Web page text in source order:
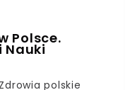
Polsce.
Nauki
polskie